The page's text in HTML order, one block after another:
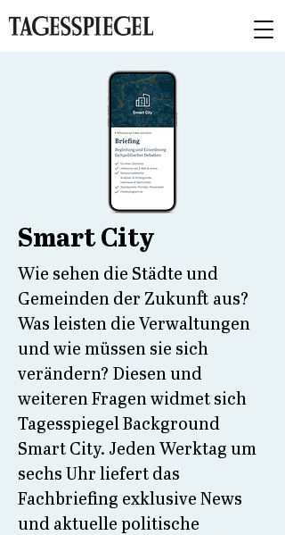
Smart City
Wie sehen die Städte und
Gemeinden der Zukunft aus?
Was leisten die Verwaltungen
und wie müssen sie sich
verändern? Diesen und
weiteren Fragen widmet sich
Tagesspiegel Background
Smart City. Jeden Werktag um
sechs Uhr liefert das
Fachbriefing exklusive News
und aktuelle politische